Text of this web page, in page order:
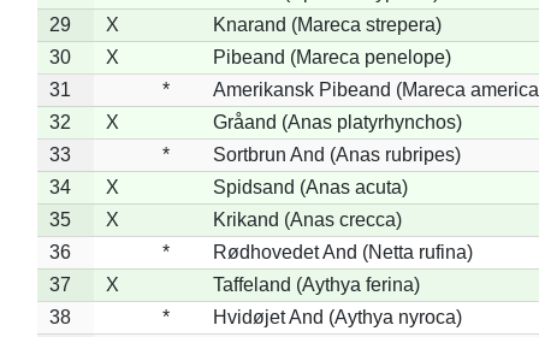
29
X
Knarand (Mareca strepera)
30
X
Pibeand (Mareca penelope)
31
*
Amerikansk Pibeand (Mareca
32
X
Gråand (Anas platyrhynchos)
33
*
Sortbrun And (Anas rubripes)
34
X
Spidsand (Anas acuta)
35
X
Krikand (Anas crecca)
36
*
Rødhovedet And (Netta rufina)
37
X
Taffeland (Aythya ferina)
38
*
Hvidøjet And (Aythya nyroca)